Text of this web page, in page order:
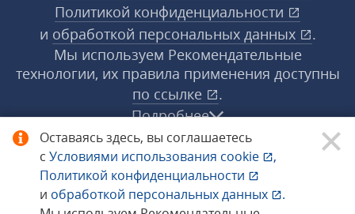
Оставаясь здесь, вы соглашаетесь
с Условиями использования cookie
,
Политикой конфиденциальности
и обработкой персональных данных
.
Политикой конфиденциальности
и обработкой персональных данных
.
Мы используем Рекомендательные
технологии, их правила применения доступны
по ссылке
.
Подробнее
© 1998−2026 «1С‑Рарус» ®. Все права
защищены.